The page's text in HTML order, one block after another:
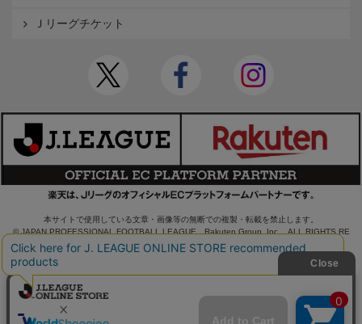
Ｊリーグチケット
本サイトで使用している文章・画像等の無断での複製・転載を禁止します。
© JAPAN PROFESSIONAL FOOTBALL LEAGUE Rakuten Group, Inc. ALL RIGHTS RE
SERVED.